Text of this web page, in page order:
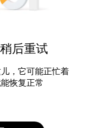
后重试
，它可能正忙着
恢复正常